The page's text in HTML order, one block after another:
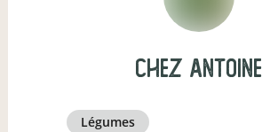
Chez Antoine
légumes